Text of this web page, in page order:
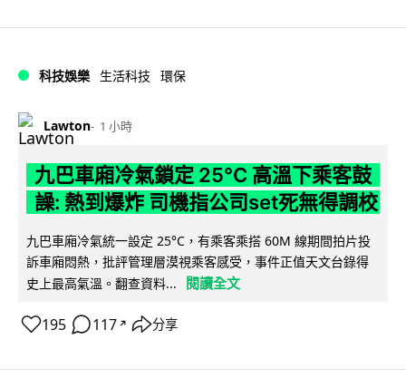
科技娛樂 生活科技 環保
Lawton 1 小時
九巴車廂冷氣鎖定 25°C 高溫下乘客鼓
譟: 熱到爆炸 司機指公司set死無得調校
九巴車廂冷氣統一設定 25°C，有乘客乘搭 60M 線期間拍片投
訴車廂悶熱，批評管理層漠視乘客感受，事件正值天文台錄得
史上最高氣溫。翻查資料...
閱讀全文
195 117 ↗ 分享